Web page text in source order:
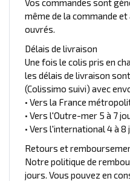
Vos commandes sont
même de la commande
ouvrés.
Délais de livraison
Une fois le colis pris en
les délais de livraison
(Colissimo suivi) avec
• Vers la France
• Vers l'Outre-mer 5 à 7
• Vers l'international 4 à 8
Retours et
Notre politique de
jours. Vous pouvez en